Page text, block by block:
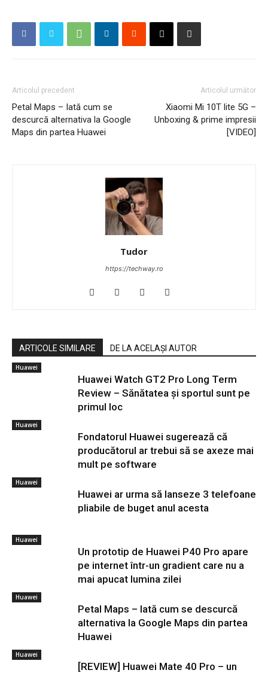
Articolul precedent
Petal Maps – Iată cum se
descurcă alternativa la Google
Maps din partea Huawei
Articolul următor
Xiaomi Mi 10T lite 5G –
Unboxing & prime impresii
[VIDEO]
Tudor
https://techway.ro
ARTICOLE SIMILARE DE LA ACELAȘI AUTOR
Huawei
Huawei Watch GT2 Pro Long Term
Review – Sănătatea și sportul sunt pe
primul loc
Huawei
Fondatorul Huawei sugerează că
producătorul ar trebui să se axeze mai
mult pe software
Huawei
Huawei ar urma să lanseze 3 telefoane
pliabile de buget anul acesta
Huawei
Un prototip de Huawei P40 Pro apare
pe internet într-un gradient care nu a
mai apucat lumina zilei
Huawei
Petal Maps – Iată cum se descurcă
alternativa la Google Maps din partea
Huawei
Huawei
[REVIEW] Huawei Mate 40 Pro – un